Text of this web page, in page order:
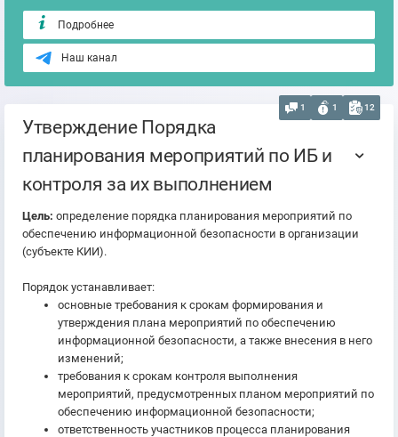
Подробнее
Наш канал
1 1 12
Утверждение Порядка
планирования мероприятий по ИБ и
контроля за их выполнением
Цель: определение порядка планирования мероприятий по
обеспечению информационной безопасности в организации
(субъекте КИИ).
Порядок устанавливает:
основные требования к срокам формирования и
утверждения плана мероприятий по обеспечению
информационной безопасности, а также внесения в него
изменений;
требования к срокам контроля выполнения
мероприятий, предусмотренных планом мероприятий по
обеспечению информационной безопасности;
ответственность участников процесса планирования